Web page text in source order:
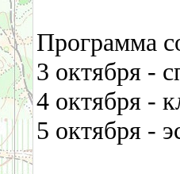
Программа
3 октября -
4 октября -
5 октября -